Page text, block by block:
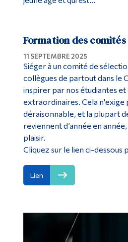
Formation des
11 SEPTEMBRE 2025
Siéger à un comité de
collègues de partout dans le
inspirer par nos étudiantes et
extraordinaires. Cela n'exige
déraisonnable, et la plupart
reviennent d’année en
plaisir.
Cliquez sur le lien ci-dessous
Lien